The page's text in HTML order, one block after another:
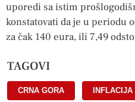
uporedi sa istim
konstatovati da je u periodu
za čak 140 eura, ili 7,49
TAGOVI
CRNA GORA INFLACIJA